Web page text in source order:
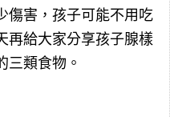
傷害，孩子可能不用吃
再給大家分享孩子腺樣
三類食物。